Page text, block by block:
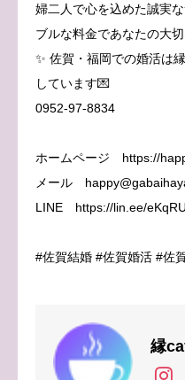
婦二人で心を込めた誠実
ブルな料金であなたの大
✨ 佐賀・福岡での婚活は
しています💌
0952-97-8834
ホームページ https://
メール
LINE https://lin.ee/
#佐賀結婚 #佐賀婚活 #佐
縁